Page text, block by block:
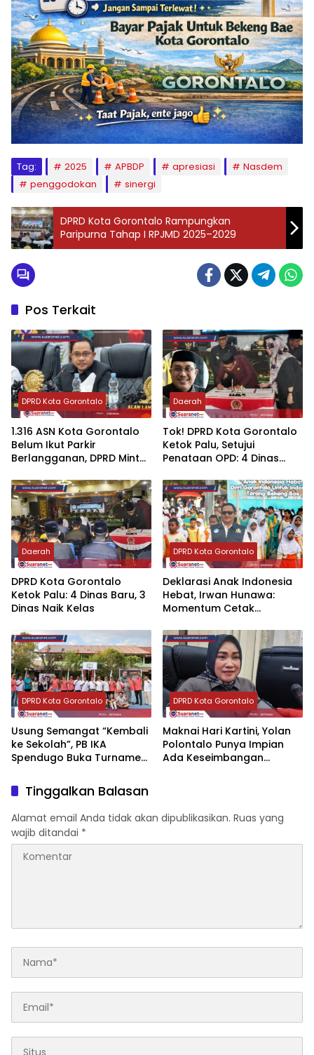
Tag: 2025 APBDP apresiasi
Nasdem
penggodokan
sinergi
DPRD Kota Gorontalo Rampungkan
Paripurna Tahap I RPJMD 2025–2029
Pos Terkait
DPRD Kota Gorontalo
‎1.316 ASN Kota Gorontalo
Belum Ikut Parkir
Berlangganan, DPRD Minta
Tegas
Daerah
‎Tok! DPRD Kota Gorontalo
Ketok Palu, Setujui
Penataan OPD: 4 Dinas
Daerah
‎DPRD Kota Gorontalo
Ketok Palu: 4 Dinas Baru, 3
Dinas Naik Kelas
DPRD Kota Gorontalo
‎Deklarasi Anak Indonesia
Hebat, Irwan Hunawa:
Momentum Cetak
DPRD Kota Gorontalo
‎Usung Semangat “Kembali
ke Sekolah”, PB IKA
Spendugo Buka Turnamen
DPRD Kota Gorontalo
‎Maknai Hari Kartini, Yolan
Polontalo Punya Impian
Ada Keseimbangan
Tinggalkan Balasan
Alamat email Anda tidak akan dipublikasikan. Ruas yang
wajib ditandai *